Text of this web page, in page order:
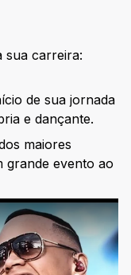
sua carreira:
de sua jornada
e dançante.
maiores
grande evento ao